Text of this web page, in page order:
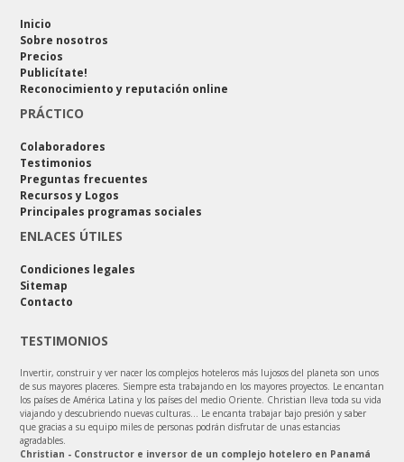
Inicio
Sobre nosotros
Precios
Publicítate!
Reconocimiento y reputación online
PRÁCTICO
Colaboradores
Testimonios
Preguntas frecuentes
Recursos y Logos
Principales programas sociales
ENLACES ÚTILES
Condiciones legales
Sitemap
Contacto
TESTIMONIOS
Invertir, construir y ver nacer los complejos hoteleros más lujosos del planeta son unos
de sus mayores placeres. Siempre esta trabajando en los mayores proyectos. Le encantan
los países de América Latina y los países del medio Oriente. Christian lleva toda su vida
viajando y descubriendo nuevas culturas... Le encanta trabajar bajo presión y saber
que gracias a su equipo miles de personas podrán disfrutar de unas estancias
agradables.
Christian - Constructor e inversor de un complejo hotelero en Panamá